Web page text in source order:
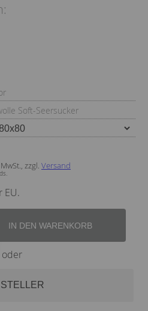
Soft-Seersucker
zzgl. Versand
EU.
IN DEN WARENKORB
oder